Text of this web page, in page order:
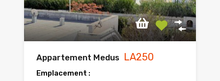
Appartement Medus LA250
Emplacement :